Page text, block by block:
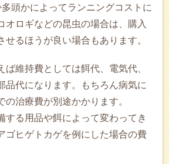
頭かによってランニングコストに
オロギなどの昆虫の場合は、購入
せるほうが良い場合もあります。
ば維持費としては餌代、電気代、
品代になります。もちろん病気に
の治療費が別途かかります。
する用品や餌によって変わってき
ゴヒゲトカゲを例にした場合の費